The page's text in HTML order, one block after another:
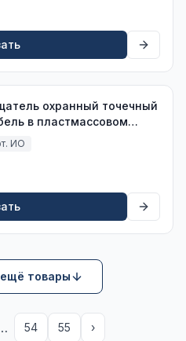
охранный точечный
в пластмассовом
ИО
ещё товары
54 55 ›